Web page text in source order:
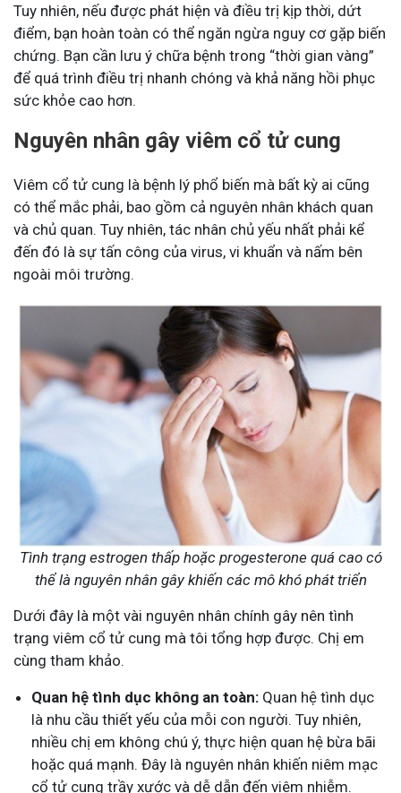
Tuy nhiên, nếu được phát hiện và điều trị kịp thời, dứt
điểm, bạn hoàn toàn có thể ngăn ngừa nguy cơ gặp biến
chứng. Bạn cần lưu ý chữa bệnh trong “thời gian vàng”
để quá trình điều trị nhanh chóng và khả năng hồi phục
sức khỏe cao hơn.
Nguyên nhân gây viêm cổ tử cung
Viêm cổ tử cung là bệnh lý phổ biến mà bất kỳ ai cũng
có thể mắc phải, bao gồm cả nguyên nhân khách quan
và chủ quan. Tuy nhiên, tác nhân chủ yếu nhất phải kể
đến đó là sự tấn công của virus, vi khuẩn và nấm bên
ngoài môi trường.
Tình trạng estrogen thấp hoặc progesterone quá cao có
thể là nguyên nhân gây khiến các mô khó phát triển
Dưới đây là một vài nguyên nhân chính gây nên tình
trạng viêm cổ tử cung mà tôi tổng hợp được. Chị em
cùng tham khảo.
Quan hệ tình dục không an toàn: Quan hệ tình dục
là nhu cầu thiết yếu của mỗi con người. Tuy nhiên,
nhiều chị em không chú ý, thực hiện quan hệ bừa bãi
hoặc quá mạnh. Đây là nguyên nhân khiến niêm mạc
cổ tử cung trầy xước và dễ dẫn đến viêm nhiễm.